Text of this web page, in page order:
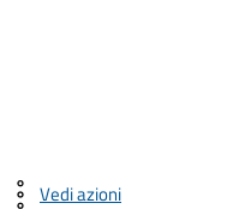
Vedi azioni